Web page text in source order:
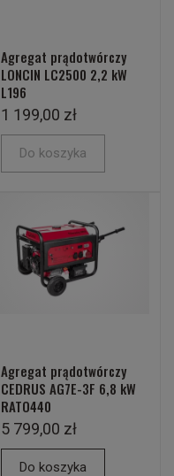
Agregat prądotwórczy
LONCIN LC2500 2,2 kW
L196
1 199,00 zł
Do koszyka
Agregat prądotwórczy
CEDRUS AG7E-3F 6,8 kW
RATO440
5 799,00 zł
Do koszyka